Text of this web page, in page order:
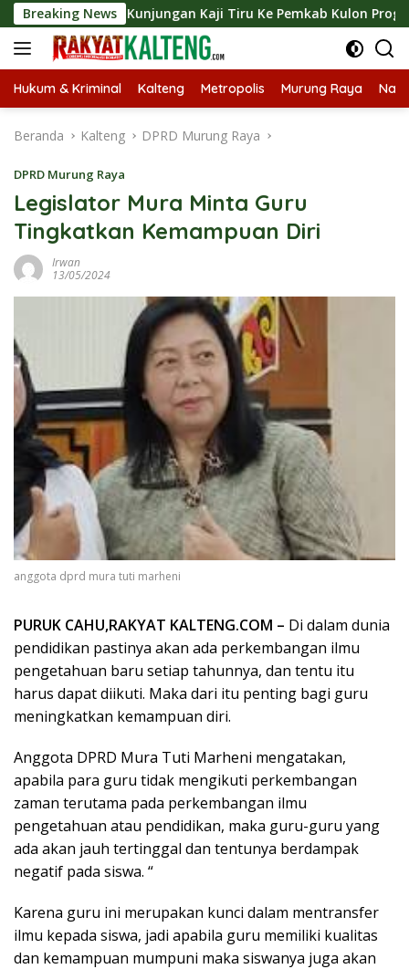
Langsung
ke
konten
Breaking News
Kunjungan Kaji Tiru Ke Pemkab Kulon Progo
Hukum & Kriminal Kalteng Metropolis Murung Raya
Beranda Kalteng DPRD Murung Raya
DPRD Murung Raya
Legislator Mura Minta Guru
Tingkatkan Kemampuan Diri
Irwan
13/05/2024
anggota dprd mura tuti marheni
PURUK CAHU,RAKYAT KALTENG.COM – Di dalam dunia
pendidikan pastinya akan ada perkembangan ilmu
pengetahuan baru setiap tahunnya, dan tentu itu
harus dapat diikuti. Maka dari itu penting bagi guru
meningkatkan kemampuan diri.
Anggota DPRD Mura Tuti Marheni mengatakan,
apabila para guru tidak mengikuti perkembangan
zaman terutama pada perkembangan ilmu
pengetahuan atau pendidikan, maka guru-guru yang
ada akan jauh tertinggal dan tentunya berdampak
negatif pada siswa. “
Karena guru ini merupakan kunci dalam mentransfer
ilmu kepada siswa, jadi apabila guru memiliki kualitas
dan kemampuan mumpuni maka siswanya juga akan